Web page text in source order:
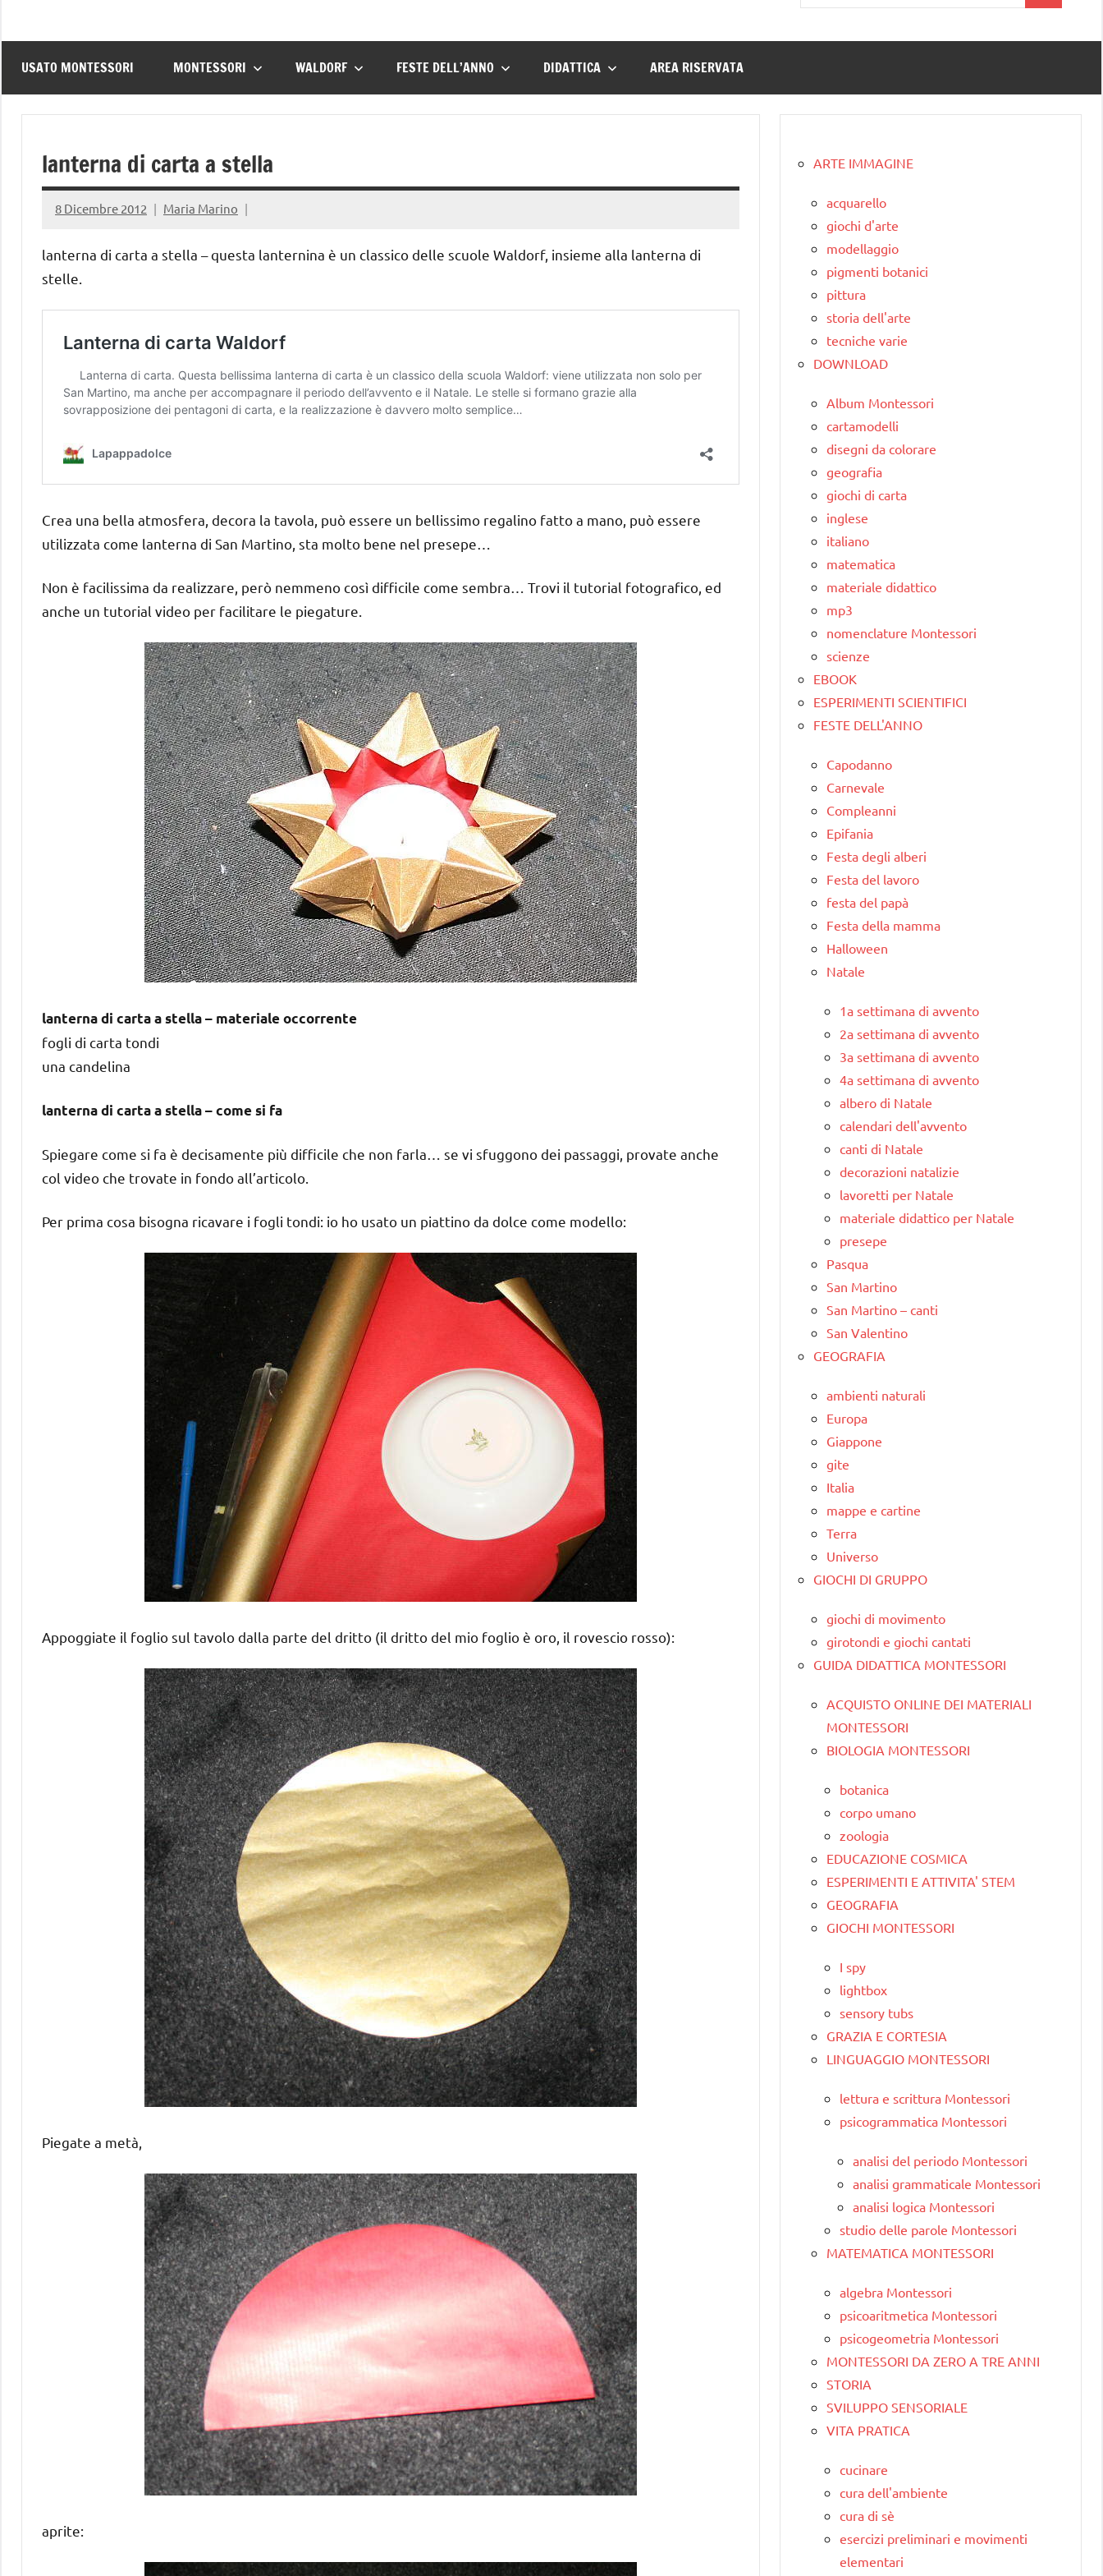
per:
USATO MONTESSORI MONTESSORI WALDORF FESTE DELL’ANNO DIDATTICA AREA RISERVATA
lanterna di carta a stella
8 Dicembre 2012 Maria Marino
lanterna di carta a stella – questa lanternina è un classico delle scuole Waldorf, insieme alla lanterna di
stelle.
Crea una bella atmosfera, decora la tavola, può essere un bellissimo regalino fatto a mano, può essere
utilizzata come lanterna di San Martino, sta molto bene nel presepe…
Non è facilissima da realizzare, però nemmeno così difficile come sembra… Trovi il tutorial fotografico, ed
anche un tutorial video per facilitare le piegature.
lanterna di carta a stella – materiale occorrente
fogli di carta tondi
una candelina
lanterna di carta a stella – come si fa
Spiegare come si fa è decisamente più difficile che non farla… se vi sfuggono dei passaggi, provate anche
col video che trovate in fondo all’articolo.
Per prima cosa bisogna ricavare i fogli tondi: io ho usato un piattino da dolce come modello:
Appoggiate il foglio sul tavolo dalla parte del dritto (il dritto del mio foglio è oro, il rovescio rosso):
Piegate a metà,
aprite:
ARTE IMMAGINE
acquarello
giochi d'arte
modellaggio
pigmenti botanici
pittura
storia dell'arte
tecniche varie
DOWNLOAD
Album Montessori
cartamodelli
disegni da colorare
geografia
giochi di carta
inglese
italiano
matematica
materiale didattico
mp3
nomenclature Montessori
scienze
EBOOK
ESPERIMENTI SCIENTIFICI
FESTE DELL'ANNO
Capodanno
Carnevale
Compleanni
Epifania
Festa degli alberi
Festa del lavoro
festa del papà
Festa della mamma
Halloween
Natale
1a settimana di avvento
2a settimana di avvento
3a settimana di avvento
4a settimana di avvento
albero di Natale
calendari dell'avvento
canti di Natale
decorazioni natalizie
lavoretti per Natale
materiale didattico per Natale
presepe
Pasqua
San Martino
San Martino – canti
San Valentino
GEOGRAFIA
ambienti naturali
Europa
Giappone
gite
Italia
mappe e cartine
Terra
Universo
GIOCHI DI GRUPPO
giochi di movimento
girotondi e giochi cantati
GUIDA DIDATTICA MONTESSORI
ACQUISTO ONLINE DEI MATERIALI
MONTESSORI
BIOLOGIA MONTESSORI
botanica
corpo umano
zoologia
EDUCAZIONE COSMICA
ESPERIMENTI E ATTIVITA' STEM
GEOGRAFIA
GIOCHI MONTESSORI
I spy
lightbox
sensory tubs
GRAZIA E CORTESIA
LINGUAGGIO MONTESSORI
lettura e scrittura Montessori
psicogrammatica Montessori
analisi del periodo Montessori
analisi grammaticale Montessori
analisi logica Montessori
studio delle parole Montessori
MATEMATICA MONTESSORI
algebra Montessori
psicoaritmetica Montessori
psicogeometria Montessori
MONTESSORI DA ZERO A TRE ANNI
STORIA
SVILUPPO SENSORIALE
VITA PRATICA
cucinare
cura dell'ambiente
cura di sè
esercizi preliminari e movimenti
elementari